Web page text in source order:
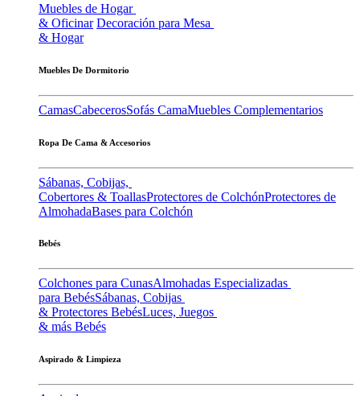
Muebles de Hogar
& Oficinar Decoración para Mesa
& Hogar
Muebles De Dormitorio
CamasCabecerosSofás CamaMuebles Complementarios
Ropa De Cama & Accesorios
Sábanas, Cobijas,
Cobertores & ToallasProtectores de ColchónProtectores de
AlmohadaBases para Colchón
Bebés
Colchones para CunasAlmohadas Especializadas
para BebésSábanas, Cobijas
& Protectores BebésLuces, Juegos
& más Bebés
Aspirado & Limpieza